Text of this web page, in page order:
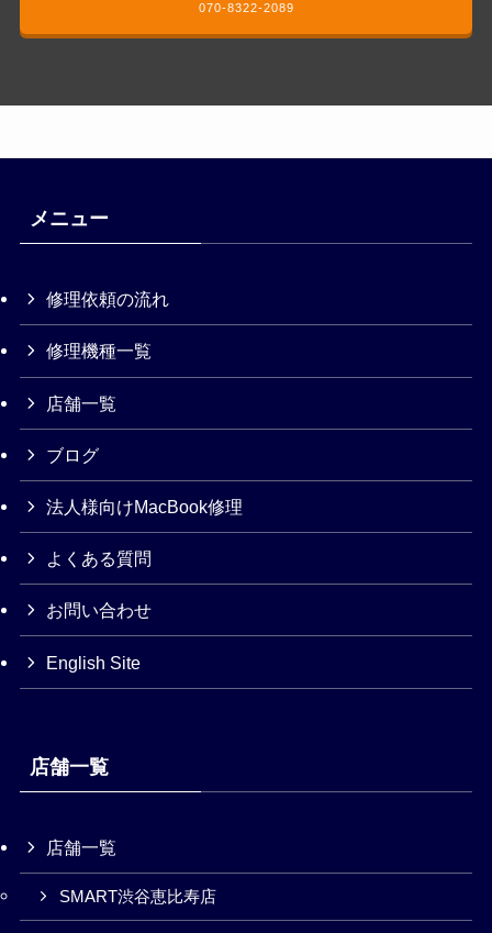
070-8322-2089
メニュー
修理依頼の流れ
修理機種一覧
店舗一覧
ブログ
法人様向けMacBook修理
よくある質問
お問い合わせ
English Site
店舗一覧
店舗一覧
SMART渋谷恵比寿店